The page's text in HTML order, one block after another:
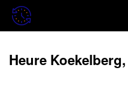
Heure Koekelberg,